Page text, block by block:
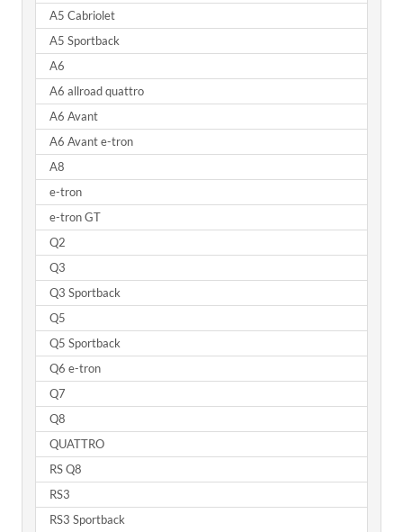
A5 Cabriolet
A5 Sportback
A6
A6 allroad quattro
A6 Avant
A6 Avant e-tron
A8
e-tron
e-tron GT
Q2
Q3
Q3 Sportback
Q5
Q5 Sportback
Q6 e-tron
Q7
Q8
QUATTRO
RS Q8
RS3
RS3 Sportback